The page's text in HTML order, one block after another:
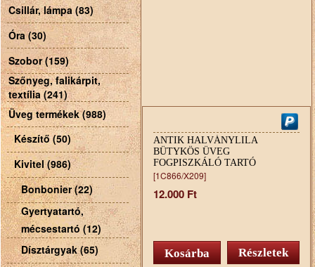
Csillár, lámpa (83)
Óra (30)
Szobor (159)
Szőnyeg, falikárpit,
textília (241)
Üveg termékek (988)
Készítő (50)
Kivitel (986)
Bonbonier (22)
Gyertyatartó,
mécsestartó (12)
Dísztárgyak (65)
ANTIK HALVÁNYLILA
BÜTYKÖS ÜVEG
FOGPISZKÁLÓ TARTÓ
[1C866/X209]
12.000 Ft
Részletek